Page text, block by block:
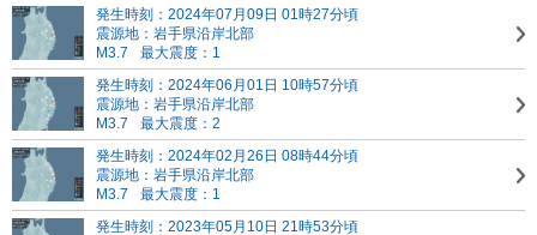
発生時刻：2024年07月09日 01時27分頃
震源地：岩手県沿岸北部
M3.7
最大震度：1
発生時刻：2024年06月01日 10時57分頃
震源地：岩手県沿岸北部
M3.7
最大震度：2
発生時刻：2024年02月26日 08時44分頃
震源地：岩手県沿岸北部
M3.7
最大震度：1
発生時刻：2023年05月10日 21時53分頃